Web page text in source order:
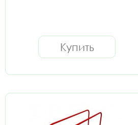
Купить